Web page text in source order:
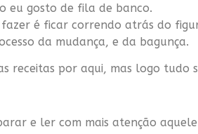
eu gosto de fila de banco.
é ficar correndo atrás do
da mudança, e da bagunça.
receitas por aqui, mas logo tudo
e ler com mais atenção